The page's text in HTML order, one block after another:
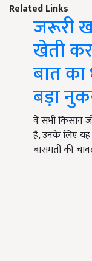
Related Links
जरूरी
खेती
बात का
बड़ा
वे सभी किसान
हैं, उनके लिए
बासमती की